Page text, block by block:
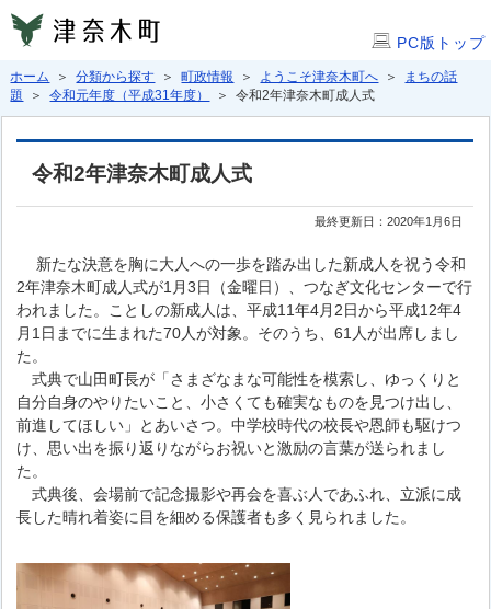
PC版トップ
ホーム ＞分類から探す ＞町政情報 ＞ ようこそ津奈木町へ ＞
まちの話
題
＞令和元年度（平成31年度） ＞ 令和2年津奈木町成人式
令和2年津奈木町成人式
最終更新日：2020年1月6日
新たな決意を胸に大人への一歩を踏み出した新成人を祝う令和
2年津奈木町成人式が1月3日（金曜日）、つなぎ文化センターで行
われました。ことしの新成人は、平成11年4月2日から平成12年4
月1日までに生まれた70人が対象。そのうち、61人が出席しまし
た。
式典で山田町長が「さまざなまな可能性を模索し、ゆっくりと
自分自身のやりたいこと、小さくても確実なものを見つけ出し、
前進してほしい」とあいさつ。中学校時代の校長や恩師も駆けつ
け、思い出を振り返りながらお祝いと激励の言葉が送られまし
た。
式典後、会場前で記念撮影や再会を喜ぶ人であふれ、立派に成
長した晴れ着姿に目を細める保護者も多く見られました。